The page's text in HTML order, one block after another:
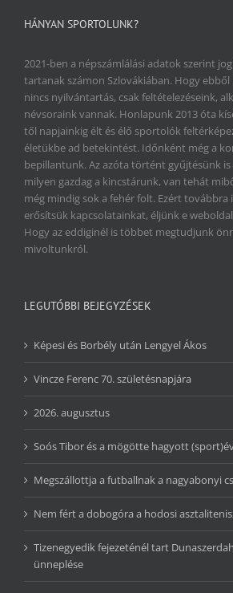
HÁNYAN SPORTOLUNK?
2021-ben a népszámlálási adatok szerint
tartanak számon Szlovákiában. Hogy
nincs nyilvántartás, csak feltételezéseink,
névsoraink vannak. Honlapunk 2013 óta
től napjainkig élt és élő sportolók
életükbe ad betekintést. Időnként még a
bepillantunk. Az azóta történt gyűjtésünk
milyen gazdag a kincstárunk, van tehát
még mindig sok a fehér folt. Ezért továbbra
erősítsük kapcsolatainkat, éljünk e
Hogy az eddiginél is többet megtudjunk
mivoltunkról.
LEGUTÓBBI BEJEGYZÉSEK
Képesi és Borbély után Lengyel Ákos
Vincze Ferenc 70. születésnapjára
2026. augusztus
Soós Tibor és a mögötte hagyott
Megszállottja a futballnak a nagyabonyi
Nem fért a dobogóra a hodosi
Tizenegyedik fejezeténél tart
ünneplése